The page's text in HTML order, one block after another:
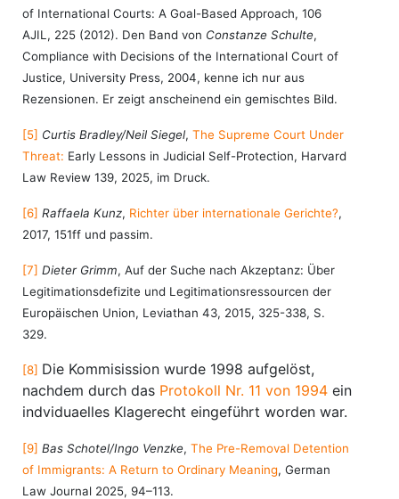
of International Courts: A Goal-Based Approach, 106
AJIL, 225 (2012). Den Band von Constanze Schulte,
Compliance with Decisions of the International Court of
Justice, University Press, 2004, kenne ich nur aus
Rezensionen. Er zeigt anscheinend ein gemischtes Bild.
[5] Curtis Bradley/Neil Siegel, The Supreme Court Under
Threat: Early Lessons in Judicial Self-Protection, Harvard
Law Review 139, 2025, im Druck.
[6] Raffaela Kunz, Richter über internationale Gerichte?,
2017, 151ff und passim.
[7] Dieter Grimm, Auf der Suche nach Akzeptanz: Über
Legitimationsdefizite und Legitimationsressourcen der
Europäischen Union, Leviathan 43, 2015, 325-338, S.
329.
[8] Die Kommisission wurde 1998 aufgelöst,
nachdem durch das Protokoll Nr. 11 von 1994 ein
indviduaelles Klagerecht eingeführt worden war.
[9] Bas Schotel/Ingo Venzke, The Pre-Removal Detention
of Immigrants: A Return to Ordinary Meaning, German
Law Journal 2025, 94–113.